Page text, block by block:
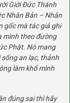
Giới Đức Thánh
Nhân Bản – Nhân
gốc mà tác giả ghi
mình theo đường
Phật. Nó mang
an lạc, thảnh
làm khổ mình
đúng sai thì hãy